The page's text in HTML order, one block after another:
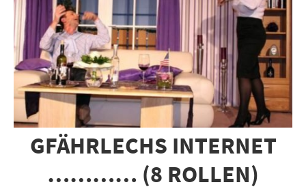
GFÄHRLECHS INTERNET
………… (8 ROLLEN)